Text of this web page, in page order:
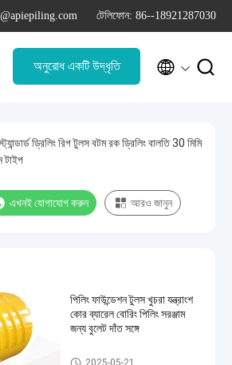
টেলিফোন: 86--18921287030
অনুরোধ একটি উদ্ধৃতি  
ড্রিলিং রিগ টুলস বটম রক ড্রিলিং বালতি 30 মিমি
টাইপ
এখনই যোগাযোগ করুন আরও জানুন
পিলিং ফাউন্ডেশন টুলস খুচরা যন্ত্রাংশ
কোর ব্যারেল বোরিং পিলিং সরঞ্জাম
জন্য বুলেট দাঁত সঙ্গে
ড্রিলিং রিগ টুল
2025-05-21